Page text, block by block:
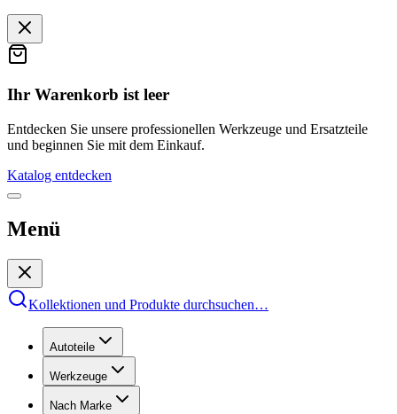
Ihr Warenkorb ist leer
Entdecken Sie unsere professionellen Werkzeuge und Ersatzteile
und beginnen Sie mit dem Einkauf.
Katalog entdecken
Menü
Kollektionen und Produkte durchsuchen…
Autoteile
Werkzeuge
Nach Marke